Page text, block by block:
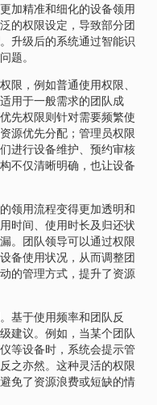
加精准和细化的设备领用
的权限设定，导致部分团
升级后的系统通过智能识
题。
限，例如普通使用权限、
用于一般需求的团队成
先权限则针对需要频繁使
源优先分配；管理员权限
进行设备维护、预约审核
不仅清晰明确，也让设备
领用流程变得更加透明和
时间、使用时长及归还状
。团队领导可以通过权限
备使用状况，从而调整团
的管理方式，提升了资源
基于使用频率和团队反
建议。例如，当某个团队
等设备时，系统会提示管
之亦然。这种灵活的权限
免了资源浪费或短缺的情